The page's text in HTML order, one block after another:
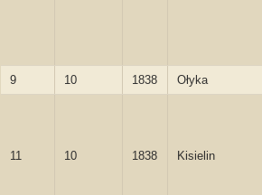
9 10 1838 Ołyka
11 10 1838 Kisielin